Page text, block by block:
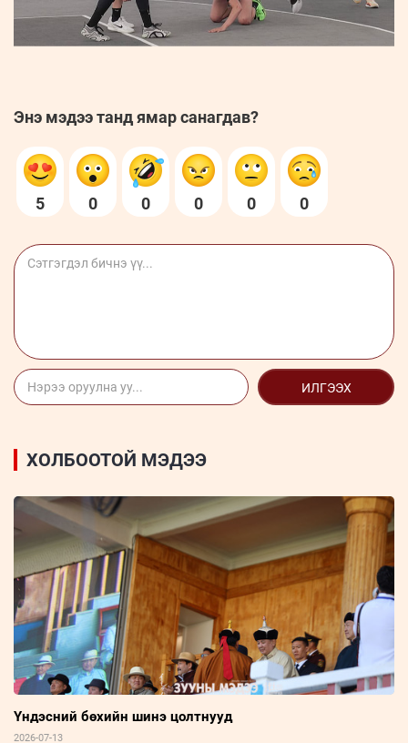
Энэ мэдээ танд ямар санагдав?
5 0 0 0 0 0
ИЛГЭЭХ
ХОЛБООТОЙ МЭДЭЭ
Үндэсний бөхийн шинэ цолтнууд
2026-07-13